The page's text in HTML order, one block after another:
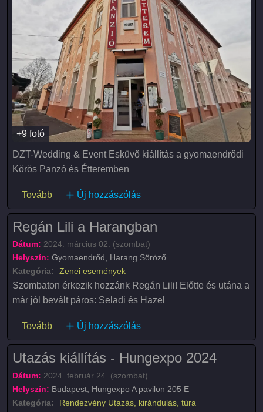
+9 fotó
DZT-Wedding & Event Esküvő kiállítás a gyomaendrődi
Körös Panzó és Étteremben
Tovább(III. DZT-Wedding & Event Esküvő kiállítás)
Új hozzászólás
Regán Lili a Harangban
Dátum: 2024. március 02. (szombat)
Helyszín: Gyomaendrőd, Harang Söröző
Kategória:
Zenei események
Szombaton érkezik hozzánk Regán Lili! Előtte és utána a
már jól bevált páros: Seladi és Hazel
Tovább(Regán Lili a Harangban)
Új hozzászólás
Utazás kiállítás - Hungexpo 2024
Dátum: 2024. február 24. (szombat)
Helyszín: Budapest, Hungexpo A pavilon 205 E
Kategória:
Rendezvény Utazás, kirándulás, túra